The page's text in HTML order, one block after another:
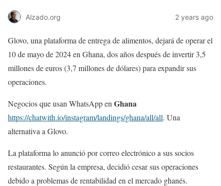
Alzado.org 2 years ago
Glovo, una plataforma de entrega de alimentos, dejará de operar el
10 de mayo de 2024 en Ghana, dos años después de invertir 3,5
millones de euros (3,7 millones de dólares) para expandir sus
operaciones.
Negocios que usan WhatsApp en Ghana
https://chatwith.io/instagram/landings/ghana/all/all. Una
alternativa a Glovo.
La plataforma lo anunció por correo electrónico a sus socios
restaurantes. Según la empresa, decidió cesar sus operaciones
debido a problemas de rentabilidad en el mercado ghanés.